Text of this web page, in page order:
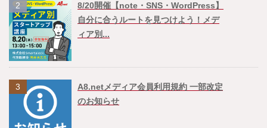
2
8/20開催【note・SNS・WordPress】
自分に合うルートを見つけよう！メデ
ィア別...
3
A8.netメディア会員利用規約 一部改定
のお知らせ